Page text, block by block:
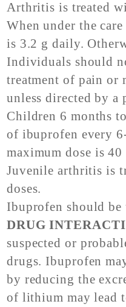
Arthritis is treated
When under the
is 3.2 g daily.
Individuals should
treatment of pain or
unless directed by a
Children 6 months
of ibuprofen every
maximum dose is
Juvenile arthritis is
doses.
Ibuprofen should be
DRUG
suspected or
drugs. Ibuprofen
by reducing the
of lithium may lead